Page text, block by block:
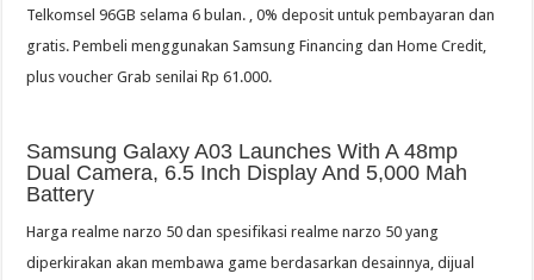
Telkomsel 96GB selama 6 bulan. , 0% deposit untuk pembayaran dan
gratis. Pembeli menggunakan Samsung Financing dan Home Credit,
plus voucher Grab senilai Rp 61.000.
Samsung Galaxy A03 Launches With A 48mp
Dual Camera, 6.5 Inch Display And 5,000 Mah
Battery
Harga realme narzo 50 dan spesifikasi realme narzo 50 yang
diperkirakan akan membawa game berdasarkan desainnya, dijual